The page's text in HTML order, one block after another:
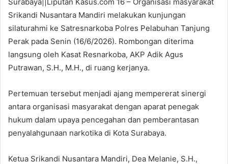
Srikandi Nusantara Mandiri melakukan kunjungan
silaturahmi ke Satresnarkoba Polres Pelabuhan Tanjung
Perak pada Senin (16/6/2026). Rombongan diterima
langsung oleh Kasat Resnarkoba, AKP Adik Agus
Putrawan, S.H., M.H., di ruang kerjanya.
Pertemuan tersebut menjadi ajang mempererat sinergi
antara organisasi masyarakat dengan aparat penegak
hukum dalam upaya pencegahan dan pemberantasan
penyalahgunaan narkotika di Kota Surabaya.
Ketua Srikandi Nusantara Mandiri, Dea Melanie, S.H.,